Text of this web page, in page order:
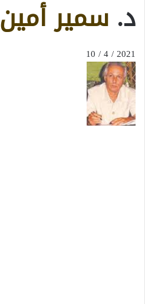
د. سمير أمين
2021 / 4 / 10